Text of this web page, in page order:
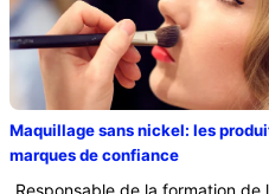
Maquillage sans nickel: les
marques de confiance
Responsable de la formation de